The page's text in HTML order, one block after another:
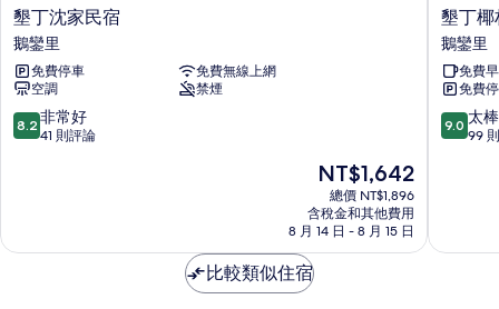
墾
丁
沈
家
民
宿
鵝
墾丁沈家民宿
鵝鑾里
免費停車
免費無線上網
空調
禁煙
8.2
分，
常
8.2 非常好
41 則評論
現
在
價
格
為
NT$1,642
總價 NT$1,896
含稅金和其他費用
8 月 14 日 - 8 月 15 日
墾
丁
椰
林
海
灘
文
墾丁椰
鵝鑾里
免費
免費
9.0
分，
棒
9.0 太
99
比較類似住宿